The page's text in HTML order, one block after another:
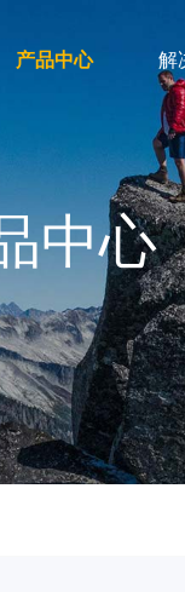
产品中心 解
中心